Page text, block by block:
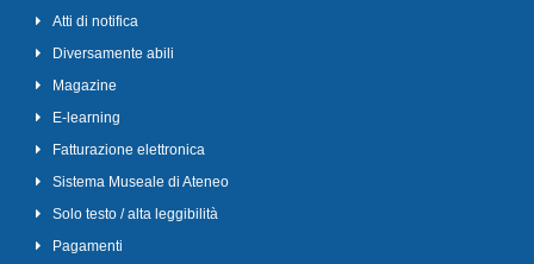
Atti di notifica
Diversamente abili
Magazine
E-learning
Fatturazione elettronica
Sistema Museale di Ateneo
Solo testo / alta leggibilità
Pagamenti